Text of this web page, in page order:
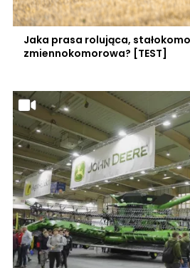
Jaka prasa rolująca,
zmiennokomorowa? [TEST]